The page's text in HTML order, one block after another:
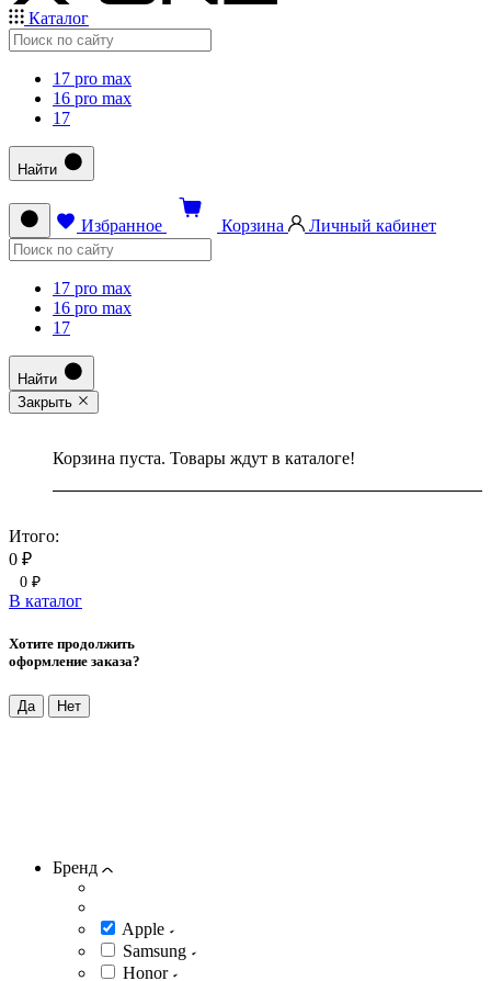
Каталог
17 pro max
16 pro max
17
Найти
Избранное Корзина Личный кабинет
17 pro max
16 pro max
17
Найти
Закрыть
Корзина пуста. Товары ждут в каталоге!
Итого:
0 ₽
0 ₽
В каталог
Хотите продолжить
оформление заказа?
Да Нет
Бренд
Apple
Samsung
Honor